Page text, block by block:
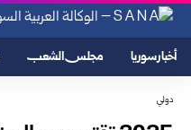
أخبار سوريا مجلس الشعب
دولي